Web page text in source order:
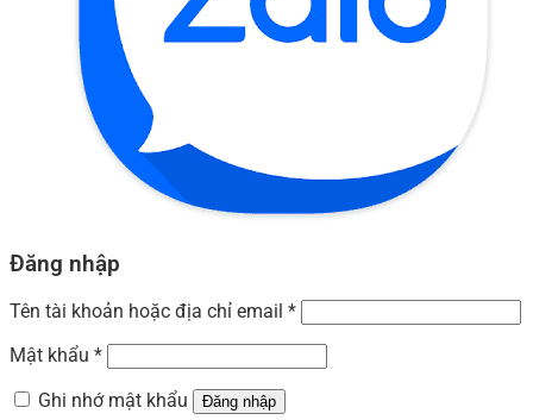
Đăng nhập
Tên tài khoản hoặc địa chỉ email *
Mật khẩu *
Ghi nhớ mật khẩu
Đăng nhập